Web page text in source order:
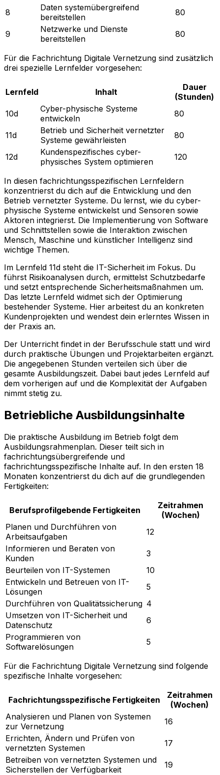
8
Daten systemübergreifend
bereitstellen
80
9
Netzwerke und Dienste
bereitstellen
80
Für die Fachrichtung Digitale Vernetzung sind zusätzlich
drei spezielle Lernfelder vorgesehen:
Lernfeld Inhalt
Dauer
(Stunden)
10d
Cyber-physische Systeme
entwickeln
80
11d
Betrieb und Sicherheit vernetzter
Systeme gewährleisten
80
12d
Kundenspezifisches cyber-
physisches System optimieren
120
In diesen fachrichtungsspezifischen Lernfeldern
konzentrierst du dich auf die Entwicklung und den
Betrieb vernetzter Systeme. Du lernst, wie du cyber-
physische Systeme entwickelst und Sensoren sowie
Aktoren integrierst. Die Implementierung von Software
und Schnittstellen sowie die Interaktion zwischen
Mensch, Maschine und künstlicher Intelligenz sind
wichtige Themen.
Im Lernfeld 11d steht die IT-Sicherheit im Fokus. Du
führst Risikoanalysen durch, ermittelst Schutzbedarfe
und setzt entsprechende Sicherheitsmaßnahmen um.
Das letzte Lernfeld widmet sich der Optimierung
bestehender Systeme. Hier arbeitest du an konkreten
Kundenprojekten und wendest dein erlerntes Wissen in
der Praxis an.
Der Unterricht findet in der Berufsschule statt und wird
durch praktische Übungen und Projektarbeiten ergänzt.
Die angegebenen Stunden verteilen sich über die
gesamte Ausbildungszeit. Dabei baut jedes Lernfeld auf
dem vorherigen auf und die Komplexität der Aufgaben
nimmt stetig zu.
Betriebliche Ausbildungsinhalte
Die praktische Ausbildung im Betrieb folgt dem
Ausbildungsrahmenplan. Dieser teilt sich in
fachrichtungsübergreifende und
fachrichtungsspezifische Inhalte auf. In den ersten 18
Monaten konzentrierst du dich auf die grundlegenden
Fertigkeiten:
Berufsprofilgebende Fertigkeiten
Zeitrahmen
(Wochen)
Planen und Durchführen von
Arbeitsaufgaben
12
Informieren und Beraten von
Kunden
3
Beurteilen von IT-Systemen
10
Entwickeln und Betreuen von IT-
Lösungen
5
Durchführen von Qualitätssicherung 4
Umsetzen von IT-Sicherheit und
Datenschutz
6
Programmieren von
Softwarelösungen
5
Für die Fachrichtung Digitale Vernetzung sind folgende
spezifische Inhalte vorgesehen:
Fachrichtungsspezifische Fertigkeiten
Zeitrahmen
(Wochen)
Analysieren und Planen von Systemen
zur Vernetzung
16
Errichten, Ändern und Prüfen von
vernetzten Systemen
17
Betreiben von vernetzten Systemen und
Sicherstellen der Verfügbarkeit
19